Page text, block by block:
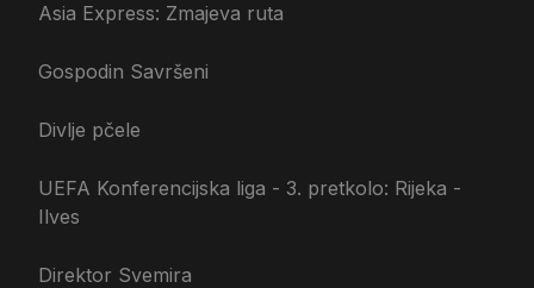
Asia Express: Zmajeva ruta
Gospodin Savršeni
Divlje pčele
UEFA Konferencijska liga - 3. pretkolo: Rijeka -
Ilves
Direktor Svemira